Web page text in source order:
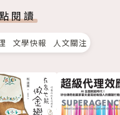
閱讀
文學快報 人文關注